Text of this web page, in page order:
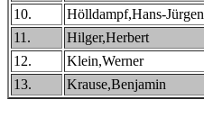
10.
Hölldampf,Hans-Jürgen
11.
Hilger,Herbert
12.
Klein,Werner
13.
Krause,Benjamin